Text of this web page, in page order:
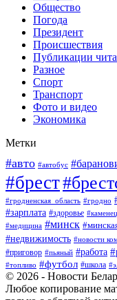
Общество
Погода
Президент
Происшествия
Публикации
Разное
Спорт
Транспорт
Фото и видео
Экономика
Метки
#авто #автобус
#брест
#гродненская_область #гродно
#зарплата #здоровье #каменец
#медицина #минск
#недвижимость #новости
#приговор #пьяный #работа
#топливо #футбол #школа
© 2026 - Новости
Любое копирование